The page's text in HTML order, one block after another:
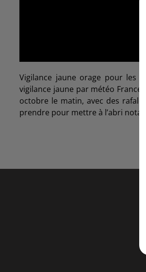
Vigilance jaune orage pour les
vigilance jaune par météo
octobre le matin, avec des
prendre pour mettre à l’abri